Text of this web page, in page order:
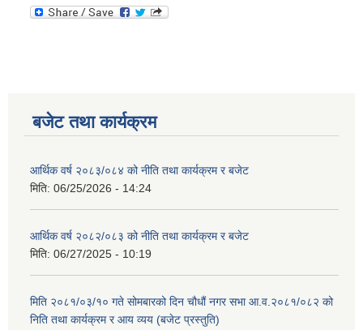
बजेट तथा कार्यक्रम
आर्थिक वर्ष २०८३/०८४ को नीति तथा कार्यक्रम र बजेट
मिति: 06/25/2026 - 14:24
आर्थिक वर्ष २०८२/०८३ को नीति तथा कार्यक्रम र बजेट
मिति: 06/27/2025 - 10:19
मिति २०८१/०३/१० गते सोमबारको दिन चौधौं नगर सभा आ.व.२०८१/०८२ को
निति तथा कार्यक्रम र आय व्यय (बजेट प्रस्तुति)